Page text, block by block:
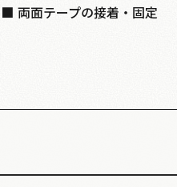
■ 両面テープの接着・固定